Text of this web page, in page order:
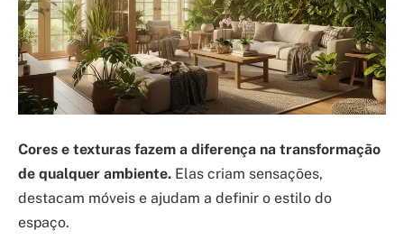
Cores e texturas fazem a diferença na transformação
de qualquer ambiente. Elas criam sensações,
destacam móveis e ajudam a definir o estilo do
espaço.